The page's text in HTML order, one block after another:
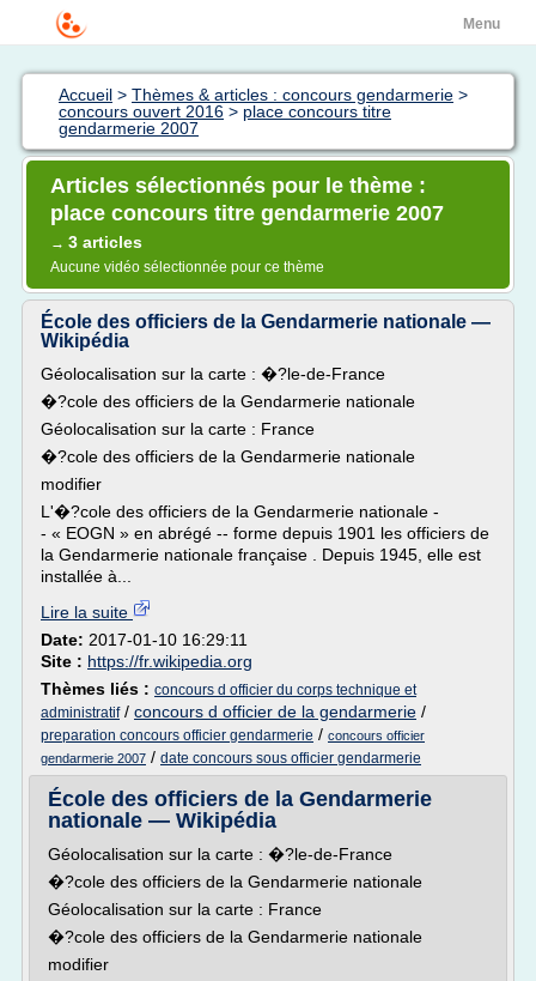
Menu
Accueil > Thèmes & articles : concours gendarmerie >
concours ouvert 2016 > place concours titre
gendarmerie 2007
Articles sélectionnés pour le thème :
place concours titre gendarmerie 2007
→ 3 articles
Aucune vidéo sélectionnée pour ce thème
École des officiers de la Gendarmerie nationale —
Wikipédia
Géolocalisation sur la carte : �?le-de-France
�?cole des officiers de la Gendarmerie nationale
Géolocalisation sur la carte : France
�?cole des officiers de la Gendarmerie nationale
modifier
L'�?cole des officiers de la Gendarmerie nationale -
- « EOGN » en abrégé -- forme depuis 1901 les officiers de
la Gendarmerie nationale française . Depuis 1945, elle est
installée à...
Lire la suite
Date: 2017-01-10 16:29:11
Site : https://fr.wikipedia.org
Thèmes liés : concours d officier du corps technique et
administratif/ concours d officier de la gendarmerie /
preparation concours officier gendarmerie / concours officier
gendarmerie 2007 / date concours sous officier gendarmerie
École des officiers de la Gendarmerie
nationale — Wikipédia
Géolocalisation sur la carte : �?le-de-France
�?cole des officiers de la Gendarmerie nationale
Géolocalisation sur la carte : France
�?cole des officiers de la Gendarmerie nationale
modifier